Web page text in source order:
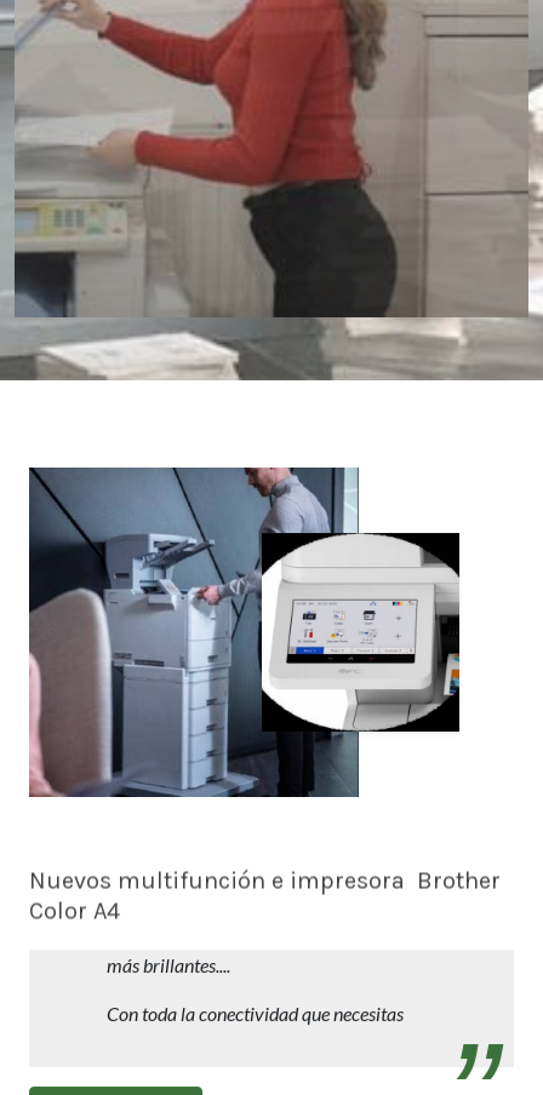
Nuevos multifunción e impresora Brother
Color A4
Trabajos profesionales en A4 con reducida
más brillantes....